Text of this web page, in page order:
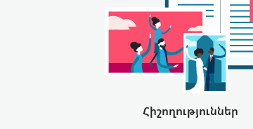
Հիշողություններ